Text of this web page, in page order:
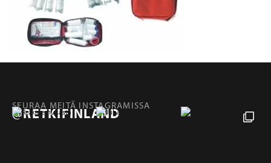
SEURAA MEITÄ INSTAGRAMISSA
@RETKIFINLAND